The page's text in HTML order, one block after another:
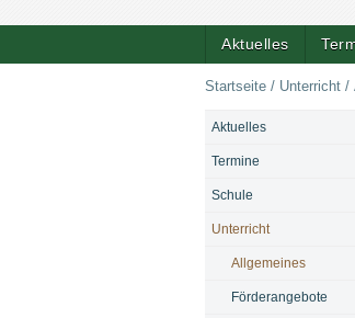
Aktuelles
Startseite / Unterricht /
NAVIGATION
Aktuelles
Termine
Schule
Unterricht
Allgemeines
Förderangebote